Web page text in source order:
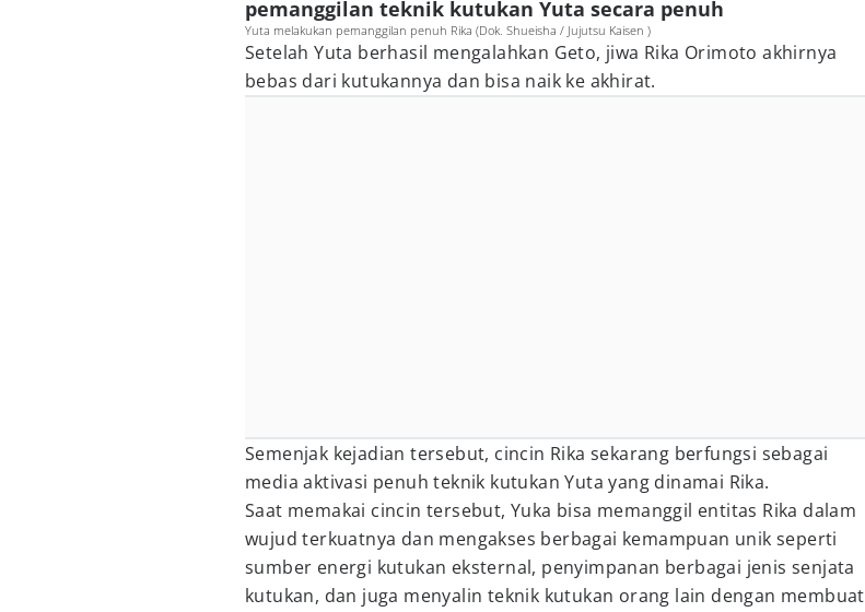
pemanggilan teknik kutukan Yuta secara penuh
Yuta melakukan pemanggilan penuh Rika (Dok. Shueisha / Jujutsu Kaisen )
Setelah Yuta berhasil mengalahkan Geto, jiwa Rika Orimoto akhirnya
bebas dari kutukannya dan bisa naik ke akhirat.
Semenjak kejadian tersebut, cincin Rika sekarang berfungsi sebagai
media aktivasi penuh teknik kutukan Yuta yang dinamai Rika.
Saat memakai cincin tersebut, Yuka bisa memanggil entitas Rika dalam
wujud terkuatnya dan mengakses berbagai kemampuan unik seperti
sumber energi kutukan eksternal, penyimpanan berbagai jenis senjata
kutukan, dan juga menyalin teknik kutukan orang lain dengan membuat